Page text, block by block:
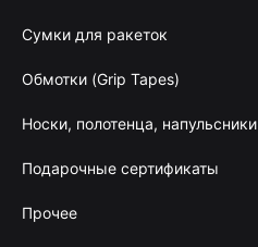
Сумки для ракеток
Обмотки (Grip Tapes)
Носки, полотенца, напульсники
Подарочные сертификаты
Прочее